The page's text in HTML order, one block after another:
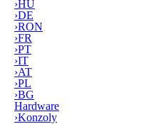
›HU
›DE
›RON
›FR
›PT
›IT
›AT
›PL
›BG
Hardware
›Konzoly